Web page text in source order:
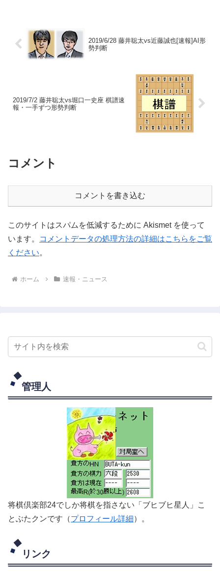
2019/6/28 藤井聡太vs近藤誠也[速報]AI形
勢判断
2019/7/2 藤井聡太vs堀口一史座 棋譜速
報・一手ずつ形勢判断
コメント
コメントを書き込む
このサイトはスパムを低減するために Akismet を使って
います。
コメントデータの処理方法の詳細はこちらをご覧
ください。
ホーム 速報・ニュース
管理人
将棋倶楽部24でしか将棋を指さない「ブヒブヒ星人」こ
とぶたクンです（プロフィール詳細）。
リンク